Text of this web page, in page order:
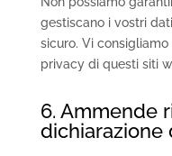
gestiscano i vostri
sicuro. Vi
privacy di questi siti
6. Ammende
dichiarazione